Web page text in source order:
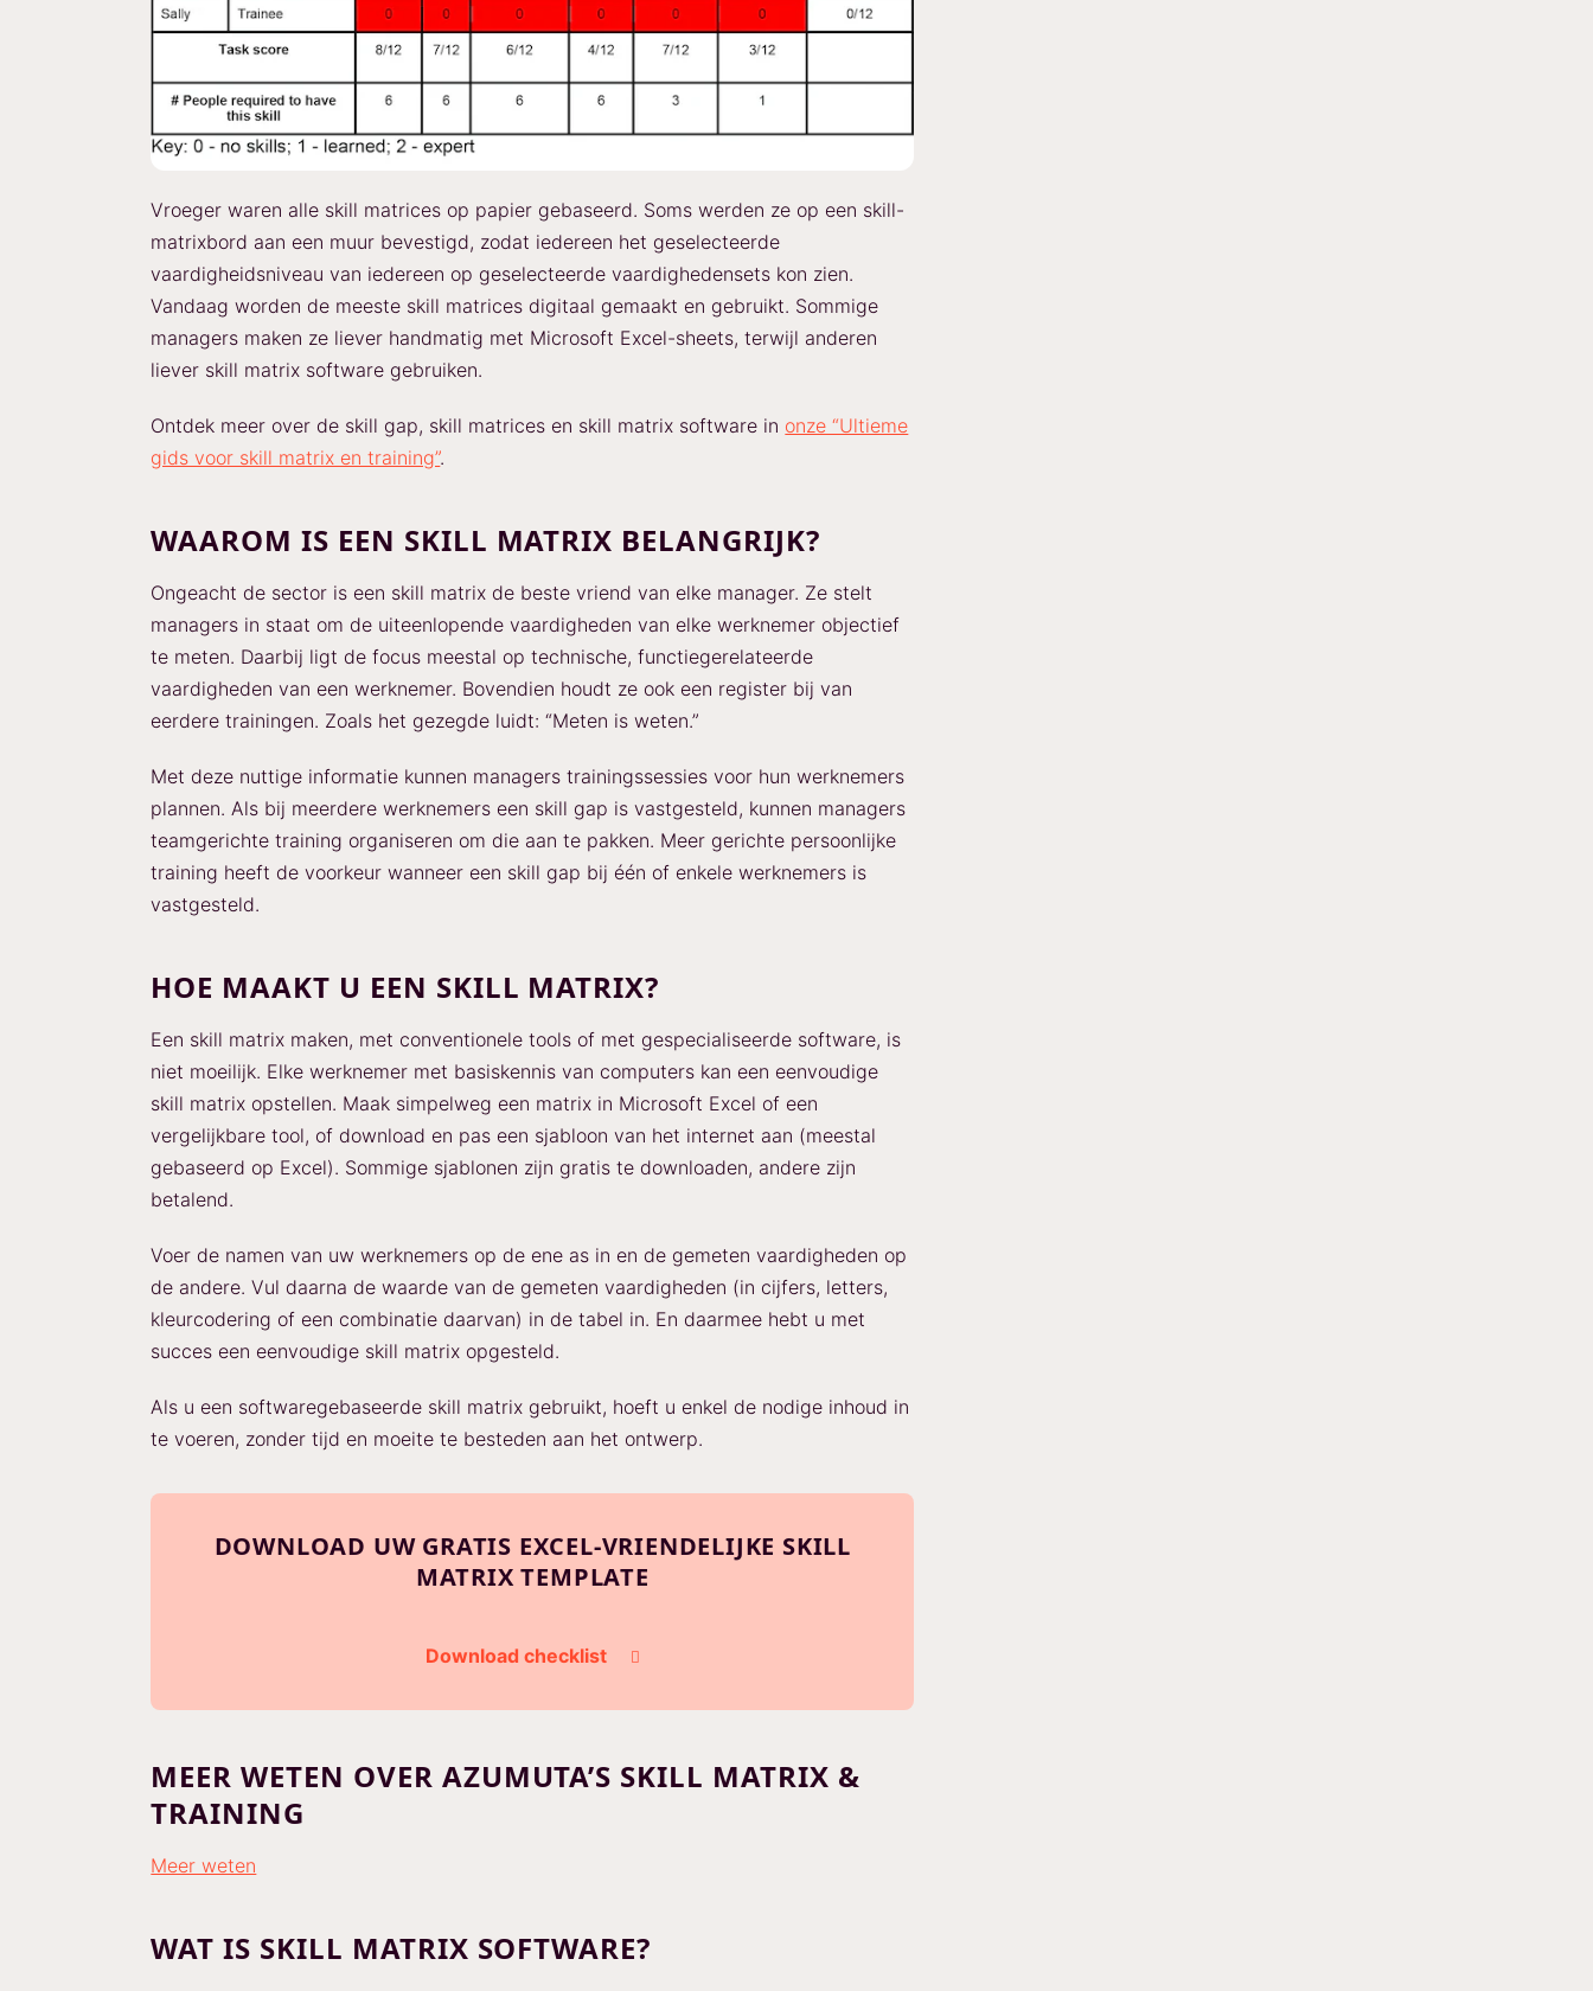
Vroeger waren alle skill matrices op papier gebaseerd. Soms werden ze op een skill-
matrixbord aan een muur bevestigd, zodat iedereen het geselecteerde
vaardigheidsniveau van iedereen op geselecteerde vaardighedensets kon zien.
Vandaag worden de meeste skill matrices digitaal gemaakt en gebruikt. Sommige
managers maken ze liever handmatig met Microsoft Excel-sheets, terwijl anderen
liever skill matrix software gebruiken.
Ontdek meer over de skill gap, skill matrices en skill matrix software in onze “Ultieme
gids voor skill matrix en training”.
WAAROM IS EEN SKILL MATRIX BELANGRIJK?
Ongeacht de sector is een skill matrix de beste vriend van elke manager. Ze stelt
managers in staat om de uiteenlopende vaardigheden van elke werknemer objectief
te meten. Daarbij ligt de focus meestal op technische, functiegerelateerde
vaardigheden van een werknemer. Bovendien houdt ze ook een register bij van
eerdere trainingen. Zoals het gezegde luidt: “Meten is weten.”
Met deze nuttige informatie kunnen managers trainingssessies voor hun werknemers
plannen. Als bij meerdere werknemers een skill gap is vastgesteld, kunnen managers
teamgerichte training organiseren om die aan te pakken. Meer gerichte persoonlijke
training heeft de voorkeur wanneer een skill gap bij één of enkele werknemers is
vastgesteld.
HOE MAAKT U EEN SKILL MATRIX?
Een skill matrix maken, met conventionele tools of met gespecialiseerde software, is
niet moeilijk. Elke werknemer met basiskennis van computers kan een eenvoudige
skill matrix opstellen. Maak simpelweg een matrix in Microsoft Excel of een
vergelijkbare tool, of download en pas een sjabloon van het internet aan (meestal
gebaseerd op Excel). Sommige sjablonen zijn gratis te downloaden, andere zijn
betalend.
Voer de namen van uw werknemers op de ene as in en de gemeten vaardigheden op
de andere. Vul daarna de waarde van de gemeten vaardigheden (in cijfers, letters,
kleurcodering of een combinatie daarvan) in de tabel in. En daarmee hebt u met
succes een eenvoudige skill matrix opgesteld.
Als u een softwaregebaseerde skill matrix gebruikt, hoeft u enkel de nodige inhoud in
te voeren, zonder tijd en moeite te besteden aan het ontwerp.
DOWNLOAD UW GRATIS EXCEL-VRIENDELIJKE SKILL
MATRIX TEMPLATE
Download checklist
MEER WETEN OVER AZUMUTA’S SKILL MATRIX &
TRAINING
Meer weten
WAT IS SKILL MATRIX SOFTWARE?